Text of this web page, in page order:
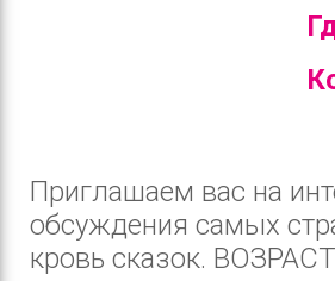
Приглашаем вас на
обсуждения самых
кровь сказок.